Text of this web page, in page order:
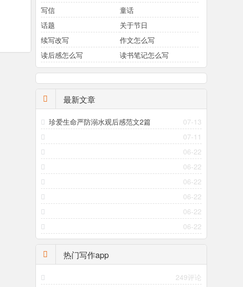
写信
童话
话题
关于节日
续写改写
作文怎么写
读后感怎么写
读书笔记怎么写
最新文章
07-13
珍爱生命严防溺水观后感范文2篇
07-11
06-22
06-22
06-22
06-22
06-22
06-22
热门写作app
249评论